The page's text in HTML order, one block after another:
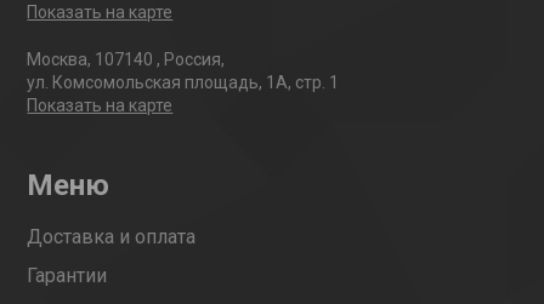
Показать на карте
Москва, 107140 , Россия,
ул. Комсомольская площадь, 1А, стр. 1
Показать на карте
Меню
Доставка и оплата
Гарантии